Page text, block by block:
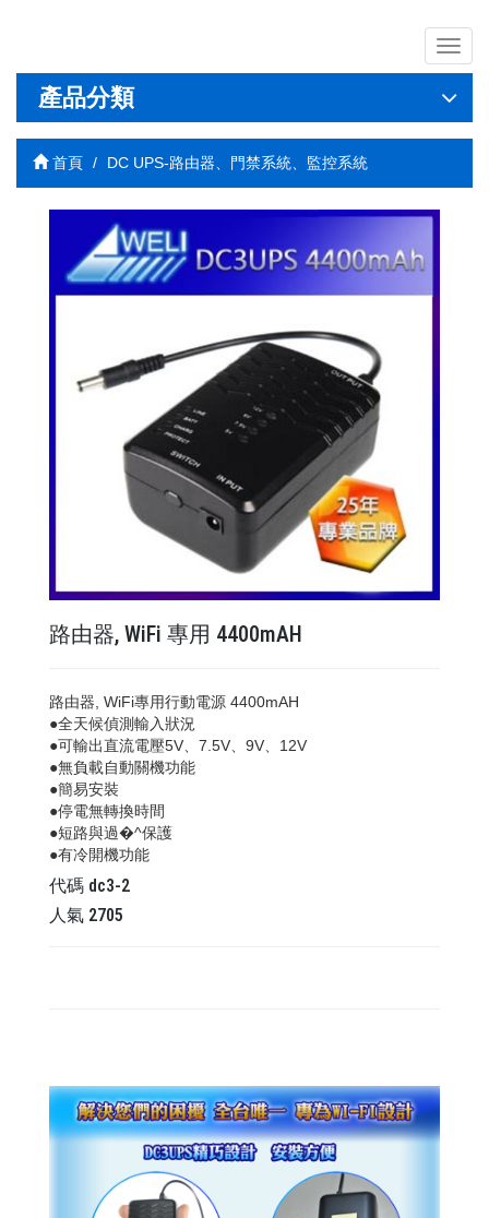
導
覽
列
關
產品分類
首頁 DC UPS-路由器、門禁系統、監控系統
路由器, WiFi 專用 4400mAH
路由器, WiFi專用行動電源 4400mAH
●全天候偵測輸入狀況
●可輸出直流電壓5V、7.5V、9V、12V
●無負載自動關機功能
●簡易安裝
●停電無轉換時間
●短路與過�^保護
●有冷開機功能
代碼 dc3-2
人氣 2705